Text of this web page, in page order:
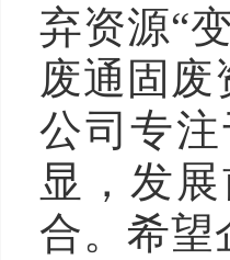
弃资源“
废通固
公司专
显，发
合。希望